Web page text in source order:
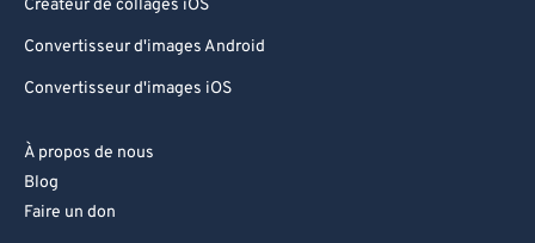
Créateur de collages iOS
Convertisseur d'images Android
Convertisseur d'images iOS
À propos de nous
Blog
Faire un don